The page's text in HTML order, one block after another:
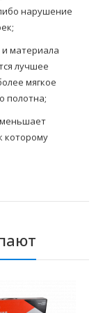
нарушение
материала
лучшее
мягкое
полотна;
которому